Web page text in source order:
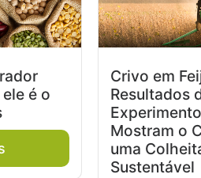
é o
Crivo em
Resultados
Mostram o
uma
Sustentável